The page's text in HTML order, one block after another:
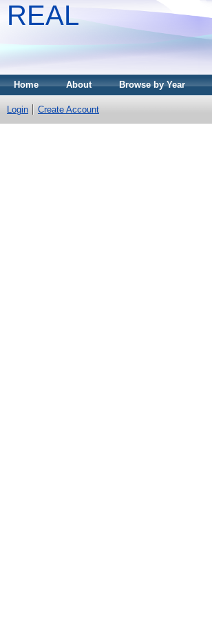
REAL
Home About Browse by Year
Login Create Account